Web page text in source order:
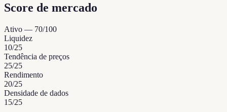
Score de mercado
Ativo — 70/100
Liquidez
10/25
Tendência de preços
25/25
Rendimento
20/25
Densidade de dados
15/25